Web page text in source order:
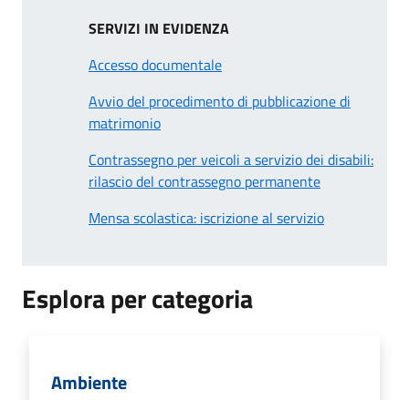
SERVIZI IN EVIDENZA
Accesso documentale
Avvio del procedimento di pubblicazione di
matrimonio
Contrassegno per veicoli a servizio dei disabili:
rilascio del contrassegno permanente
Mensa scolastica: iscrizione al servizio
Esplora per categoria
Ambiente